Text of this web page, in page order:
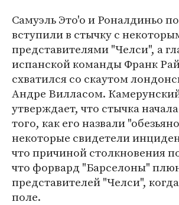
Самуэль Это'о и Роналдиньо
вступили в стычку с
представителями "Челси", а
испанской команды Франк
схватился со скаутом
Андре Вилласом.
утверждает, что стычка
того, как его назвали
некоторые свидетели
что причиной столкновения
что форвард "Барселоны"
представителей "Челси",
поле.